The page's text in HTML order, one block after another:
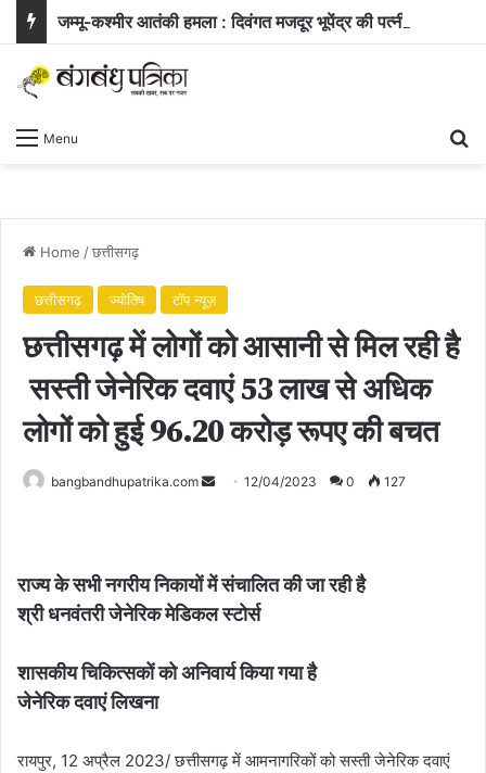
Menu
Home /छत्तीसगढ़
छत्तीसगढ़ ज्योतिष टॉप न्यूज़
छत्तीसगढ़ में लोगों को आसानी से मिल रही है
सस्ती जेनेरिक दवाएं 53 लाख से अधिक
लोगों को हुई 96.20 करोड़ रूपए की बचत
bangbandhupatrika.com
Send12/04/2023 0 127
राज्य के सभी नगरीय निकायों में संचालित की जा रही है
श्री धनवंतरी जेनेरिक मेडिकल स्टोर्स
शासकीय चिकित्सकों को अनिवार्य किया गया है
जेनेरिक दवाएं लिखना
रायपुर, 12 अप्रैल 2023/ छत्तीसगढ़ में आमनागरिकों को सस्ती जेनेरिक दवाएं